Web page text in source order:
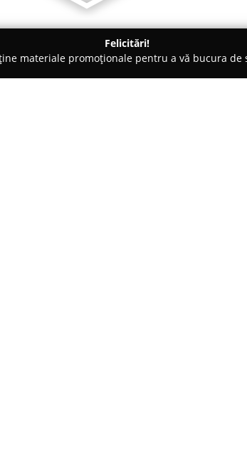
Felicitări!
materiale promoționale pentru a vă bucura de